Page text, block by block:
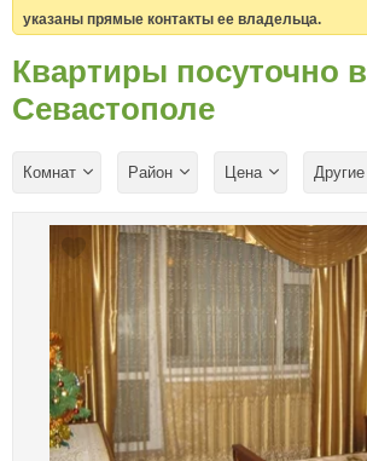
указаны прямые контакты ее владельца.
Квартиры посуточно в
Севастополе
Комнат Район Цена Другие